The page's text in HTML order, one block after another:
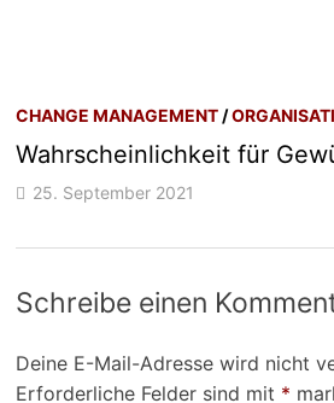
CHANGE MANAGEMENT /
Wahrscheinlichkeit für
25. September 2021
Schreibe einen
Deine E-Mail-Adresse wird nicht
Erforderliche Felder sind mit *